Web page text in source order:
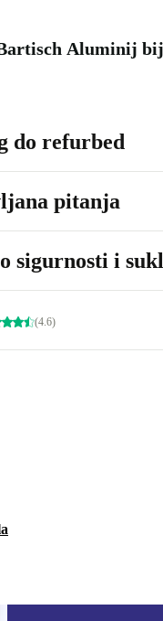
Aluminij
do refurbed
pitanja
sigurnosti i
(4.6)